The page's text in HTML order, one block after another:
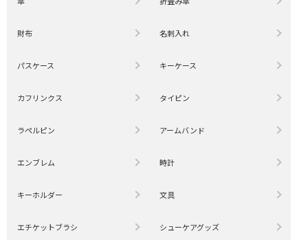
財布 名刺入れ
パスケース キーケース
カフリンクス タイピン
ラペルピン アームバンド
エンブレム 時計
キーホルダー 文具
エチケットブラシ シューケアグッズ